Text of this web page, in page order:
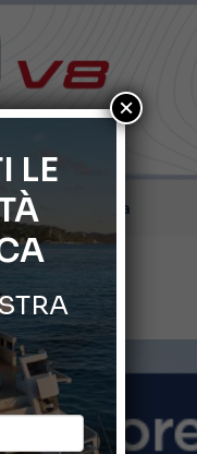
Geniuss
di Genova
2026
attese a settembre
il diportista
LE
×